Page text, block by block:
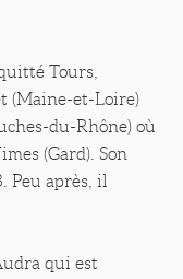
Tours,
(Maine-et-Loire)
du-Rhône) où
(Gard). Son
Peu après, il
qui est